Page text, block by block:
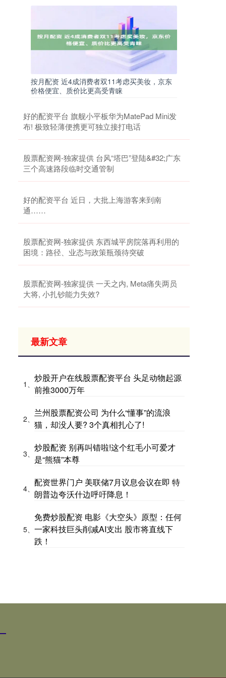
按月配资 近4成消费者双11考虑买美妆，京东
价格便宜、质价比更高受青睐
好的配资平台 旗舰小平板华为MatePad Mini发
布! 极致轻薄便携更可独立接打电话
股票配资网-独家提供 台风“塔巴”登陆&#32;广东
三个高速路段临时交通管制
好的配资平台 近日，大批上海游客来到南
通……
股票配资网-独家提供 东西城平房院落再利用的
困境：路径、业态与政策瓶颈待突破
股票配资网-独家提供 一天之内, Meta痛失两员
大将, 小扎钞能力失效?
最新文章
1、
炒股开户在线股票配资平台 头足动物起源
前推3000万年
2、
兰州股票配资公司 为什么“懂事”的流浪
猫，却没人要? 3个真相扎心了!
3、
炒股配资 别再叫错啦!这个红毛小可爱才
是“熊猫”本尊
4、
配资世界门户 美联储7月议息会议在即 特
朗普边夸沃什边呼吁降息！
5、
免费炒股配资 电影《大空头》原型：任何
一家科技巨头削减AI支出 股市将直线下
跌！